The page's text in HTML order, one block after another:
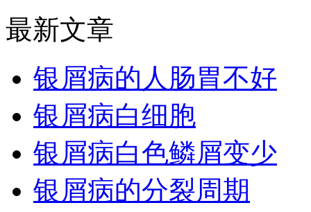
最新文章
银屑病的人肠胃不好
银屑病白细胞
银屑病白色鳞屑变少
银屑病的分裂周期